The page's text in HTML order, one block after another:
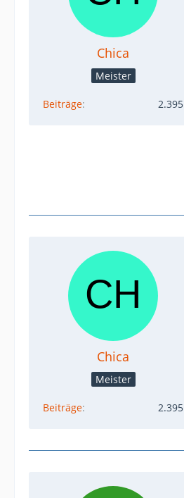
Chica
Meister
Beiträge 2.395
Chica
Meister
Beiträge 2.395